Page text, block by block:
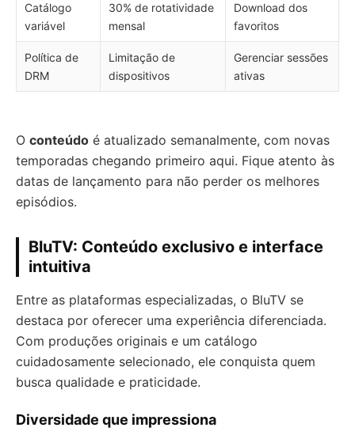
Catálogo
variável
30% de rotatividade
mensal
Download dos
favoritos
Política de
DRM
Limitação de
dispositivos
Gerenciar sessões
ativas
O conteúdo é atualizado semanalmente, com novas
temporadas chegando primeiro aqui. Fique atento às
datas de lançamento para não perder os melhores
episódios.
BluTV: Conteúdo exclusivo e interface
intuitiva
Entre as plataformas especializadas, o BluTV se
destaca por oferecer uma experiência diferenciada.
Com produções originais e um catálogo
cuidadosamente selecionado, ele conquista quem
busca qualidade e praticidade.
Diversidade que impressiona